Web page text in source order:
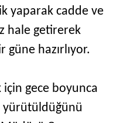
yaparak cadde ve
hale getirerek
hazırlıyor.
gece boyunca
yürütüldüğünü